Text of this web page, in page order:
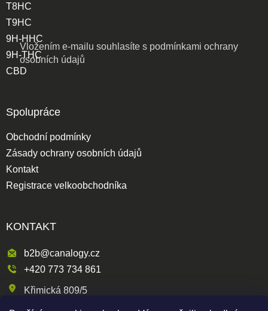
Vložením e-mailu souhlasíte s podmínkami ochrany
osobních údajů
T8HC
T9HC
9H-HHC
9H-THC
CBD
Spolupráce
Obchodní podmínky
Zásady ochrany osobních údajů
Kontakt
Registrace velkoobchodníka
KONTAKT
b2b@canalogy.cz
+420 773 734 861
Křimická 809/5
318 00 Plzeň 3-Skvrňany